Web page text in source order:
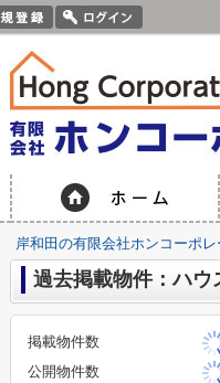
岸和田の有限会社ホンコーポレ
過去掲載物件：ハウ
掲載物件数
公開物件数